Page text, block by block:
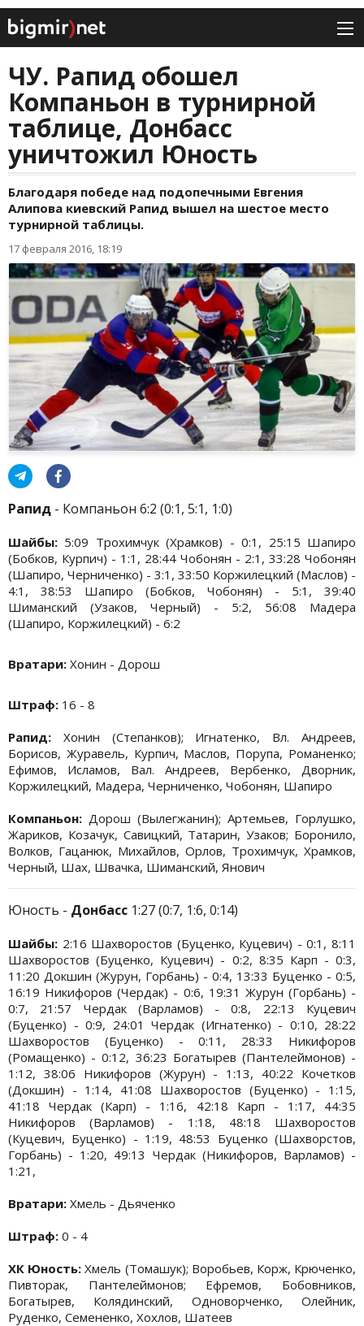
ЧУ. Рапид обошел
Компаньон в турнирной
таблице, Донбасс
уничтожил Юность
Благодаря победе над подопечными Евгения
Алипова киевский Рапид вышел на шестое место
турнирной таблицы.
17 февраля 2016, 18:19
Рапид - Компаньон 6:2 (0:1, 5:1, 1:0)
Шайбы: 5:09 Трохимчук (Храмков) - 0:1, 25:15 Шапиро
(Бобков, Курпич) - 1:1, 28:44 Чобонян - 2:1, 33:28 Чобонян
(Шапиро, Черниченко) - 3:1, 33:50 Коржилецкий (Маслов) -
4:1, 38:53 Шапиро (Бобков, Чобонян) - 5:1, 39:40
Шиманский (Узаков, Черный) - 5:2, 56:08 Мадера
(Шапиро, Коржилецкий) - 6:2
Вратари: Хонин - Дорош
Штраф: 16 - 8
Рапид: Хонин (Степанков); Игнатенко, Вл. Андреев,
Борисов, Журавель, Курпич, Маслов, Порупа, Романенко;
Ефимов, Исламов, Вал. Андреев, Вербенко, Дворник,
Коржилецкий, Мадера, Черниченко, Чобонян, Шапиро
Компаньон: Дорош (Вылегжанин); Артемьев, Горлушко,
Жариков, Козачук, Савицкий, Татарин, Узаков; Боронило,
Волков, Гацанюк, Михайлов, Орлов, Трохимчук, Храмков,
Черный, Шах, Швачка, Шиманский, Янович
Юность - Донбасс 1:27 (0:7, 1:6, 0:14)
Шайбы: 2:16 Шахворостов (Буценко, Куцевич) - 0:1, 8:11
Шахворостов (Буценко, Куцевич) - 0:2, 8:35 Карп - 0:3,
11:20 Докшин (Журун, Горбань) - 0:4, 13:33 Буценко - 0:5,
16:19 Никифоров (Чердак) - 0:6, 19:31 Журун (Горбань) -
0:7, 21:57 Чердак (Варламов) - 0:8, 22:13 Куцевич
(Буценко) - 0:9, 24:01 Чердак (Игнатенко) - 0:10, 28:22
Шахворостов (Буценко) - 0:11, 28:33 Никифоров
(Ромащенко) - 0:12, 36:23 Богатырев (Пантелеймонов) -
1:12, 38:06 Никифоров (Журун) - 1:13, 40:22 Кочетков
(Докшин) - 1:14, 41:08 Шахворостов (Буценко) - 1:15,
41:18 Чердак (Карп) - 1:16, 42:18 Карп - 1:17, 44:35
Никифоров (Варламов) - 1:18, 48:18 Шахворостов
(Куцевич, Буценко) - 1:19, 48:53 Буценко (Шахворстов,
Горбань) - 1:20, 49:13 Чердак (Никифоров, Варламов) -
1:21,
Вратари: Хмель - Дьяченко
Штраф: 0 - 4
ХК Юность: Хмель (Томашук); Воробьев, Корж, Крюченко,
Пивторак, Пантелеймонов; Ефремов, Бобовников,
Богатырев, Колядинский, Одноворченко, Олейник,
Руденко, Семененко, Хохлов, Шатеев